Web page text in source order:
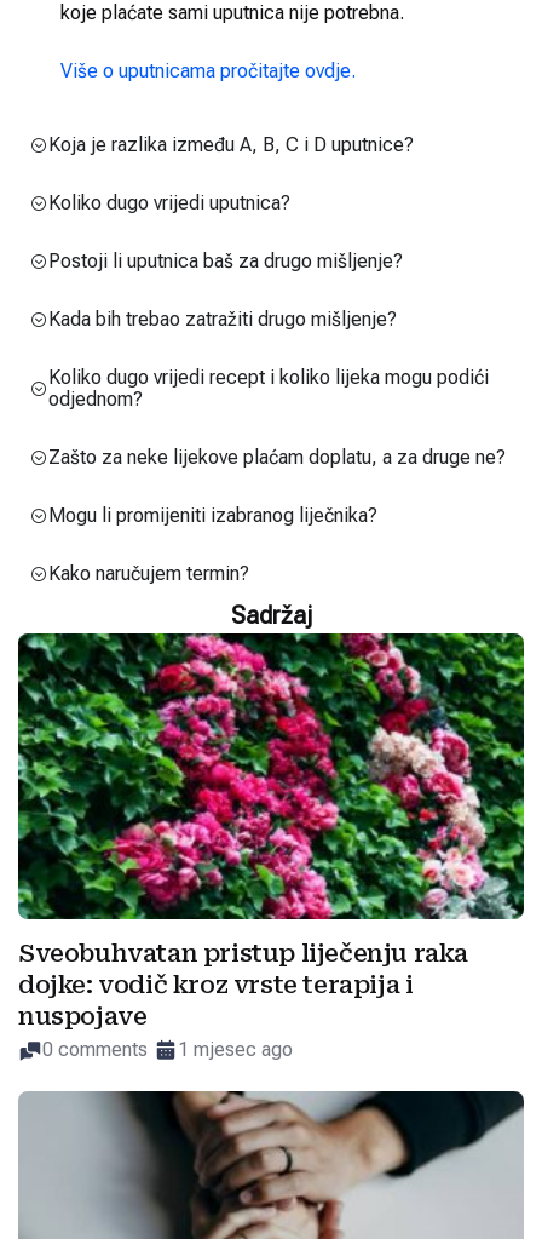
koje plaćate sami uputnica nije potrebna.
Više o uputnicama pročitajte ovdje.
Koja je razlika između A, B, C i D uputnice?
Koliko dugo vrijedi uputnica?
Postoji li uputnica baš za drugo mišljenje?
Kada bih trebao zatražiti drugo mišljenje?
Koliko dugo vrijedi recept i koliko lijeka mogu podići
odjednom?
Zašto za neke lijekove plaćam doplatu, a za druge ne?
Mogu li promijeniti izabranog liječnika?
Kako naručujem termin?
Sadržaj
Sveobuhvatan pristup liječenju raka
dojke: vodič kroz vrste terapija i
nuspojave
0 comments 1 mjesec ago